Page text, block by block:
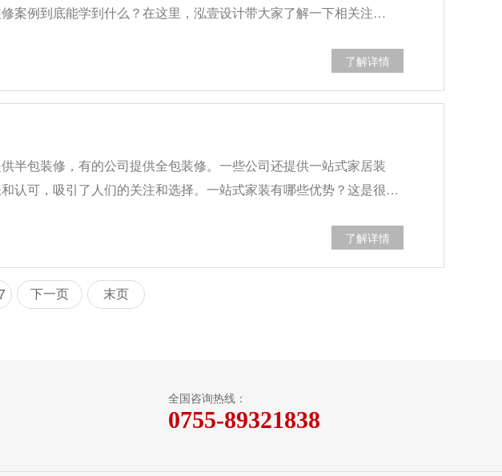
案例到底能学到什么？在这里，泓壹设计带大家了解一下相关注…
了解详情
半包装修，有的公司提供全包装修。一些公司还提供一站式家居装
认可，吸引了人们的关注和选择。一站式家装有哪些优势？这是很…
了解详情
下一页 末页
全国咨询热线：
0755-89321838